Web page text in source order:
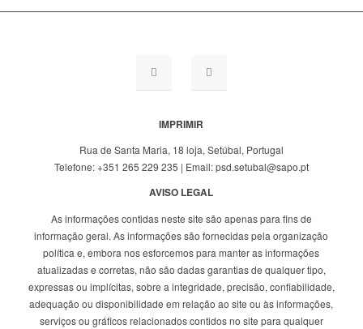
IMPRIMIR
Rua de Santa Maria, 18 loja, Setúbal, Portugal
Telefone: +351 265 229 235 | Email: psd.setubal@sapo.pt
AVISO LEGAL
As informações contidas neste site são apenas para fins de
informação geral. As informações são fornecidas pela organização
política e, embora nos esforcemos para manter as informações
atualizadas e corretas, não são dadas garantias de qualquer tipo,
expressas ou implícitas, sobre a integridade, precisão, confiabilidade,
adequação ou disponibilidade em relação ao site ou às informações,
serviços ou gráficos relacionados contidos no site para qualquer